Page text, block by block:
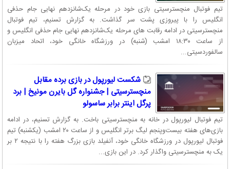
تیم فوتبال منچسترسیتی بازی خود در مرحله یک‌شانزدهم نهایی جام حذفی
انگلیس را با پیروزی پشت سر گذاشت. به گزارش تسنیم، تیم فوتبال
منچسترسیتی در ادامه رقابت های مرحله یک‌شانزدهم نهایی جام حذفی انگلیس و
از ساعت ۱۸:۳۰ امشب (شنبه) در ورزشگاه خانگی خود، اتحاد میزبان
سالفوردسیتی...
شکست لیورپول در بازی برده مقابل
منچسترسیتی | جشنواره گل بایرن مونیخ | برد
پرگل اینتر برابر ساسولو
تیم فوتبال لیورپول در خانه به منچسترسیتی باخت. به گزارش تسنیم، در ادامه
بازی‌های هفته بیست‌وپنجم لیگ برتر انگلیس و از ساعت ۲۰ امشب (یکشنبه) تیم
فوتبال لیورپول در ورزشگاه خانگی خود، آنفیلد بازی بزرگ هفته را با نتیجه ۲ بر
یک به منچسترسیتی واگذار کرد. در این بازی...